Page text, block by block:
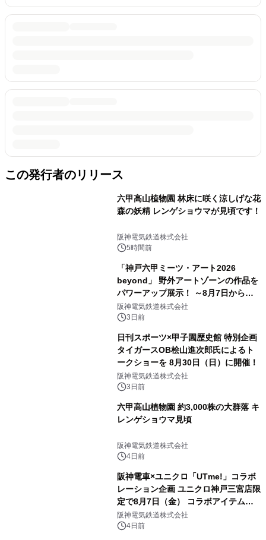
この発行者のリリース
六甲高山植物園 林床に咲く涼しげな花
森の妖精 レンゲショウマが見頃です！
阪神電気鉄道株式会社
5時間前
「神戸六甲ミーツ・アート2026
beyond」 野外アートゾーンの作品を
パワーアップ展示！ ～8月7日からは
直前割パスポートを販売～
阪神電気鉄道株式会社
3日前
日刊スポーツ×甲子園歴史館 特別企画
タイガースOB桧山進次郎氏によるト
ークショーを 8月30日（日）に開催！
阪神電気鉄道株式会社
3日前
六甲高山植物園 約3,000株の大群落 キ
レンゲショウマ見頃
阪神電気鉄道株式会社
4日前
阪神電車×ユニクロ「UTme!」コラボ
レーション企画 ユニクロ神戸三宮店限
定で8月7日（金） コラボアイテムが
発売決定！
阪神電気鉄道株式会社
4日前